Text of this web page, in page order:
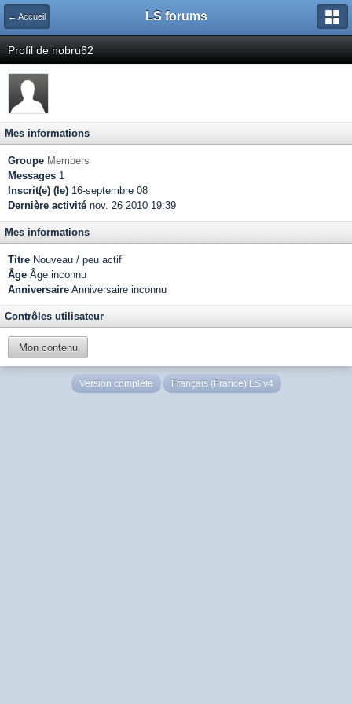
← Accueil LS forums
Profil de nobru62
Mes informations
Groupe Members
Messages 1
Inscrit(e) (le) 16-septembre 08
Dernière activité nov. 26 2010 19:39
Mes informations
Titre Nouveau / peu actif
Âge Âge inconnu
Anniversaire Anniversaire inconnu
Contrôles utilisateur
Mon contenu
Version complète Français (France) LS v4